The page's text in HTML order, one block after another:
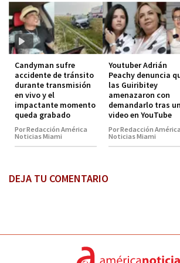
Candyman sufre
accidente de tránsito
durante transmisión
en vivo y el
impactante momento
queda grabado
Por Redacción América
Noticias Miami
Youtuber Adrián
Peachy denuncia
las Guiribitey
amenazaron con
demandarlo tras un
video en YouTube
Por Redacción América
Noticias Miami
DEJA TU COMENTARIO